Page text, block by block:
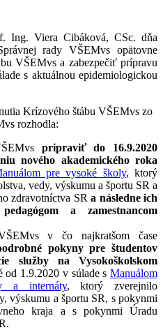
Ing. Viera Cibáková, CSc. dňa
rady VŠEMvs opätovne
VŠEMvs a zabezpečiť prípravu
s aktuálnou epidemiologickou
Krízového štábu VŠEMvs zo
rozhodla:
pripraviť do 16.9.2020
nového akademického roka
pre vysoké školy, ktorý
vedy, výskumu a športu SR a
zdravotníctva SR a následne ich
a zamestnancom
v čo najkratšom čase
pokyny pre študentov
služby na Vysokoškolskom
od 1.9.2020 v súlade s Manuálom
a internáty, ktorý zverejnilo
výskumu a športu SR, s pokynmi
kraja a s pokynmi Úradu